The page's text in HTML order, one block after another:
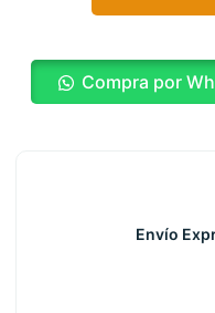
Compra por
Envío